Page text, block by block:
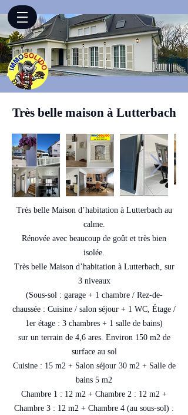
Très belle maison à Lutterbach
Très belle Maison d’habitation à Lutterbach au
calme.
Rénovée avec beaucoup de goût et très bien
isolée.
Très belle Maison d’habitation à Lutterbach, sur
3 niveaux
(Sous-sol : garage + 1 chambre / Rez-de-
chaussée : Cuisine / salon séjour + 1 WC, Étage /
1er étage : 3 chambres + 1 salle de bains)
sur un terrain de 4,6 ares. Environ 150 m2 de
surface au sol
Cuisine : 15 m2 + Salon séjour 30 m2 + Salle de
bains 5 m2
Chambre 1 : 12 m2 + Chambre 2 : 12 m2 +
Chambre 3 : 12 m2 + Chambre 4 (au sous-sol) :